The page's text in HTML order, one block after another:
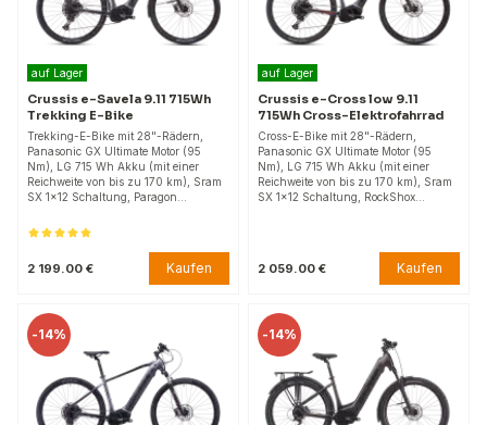
auf Lager
Crussis e-Savela 9.11 715Wh
Trekking E-Bike
Trekking-E-Bike mit 28"-Rädern,
Panasonic GX Ultimate Motor (95
Nm), LG 715 Wh Akku (mit einer
Reichweite von bis zu 170 km), Sram
SX 1x12 Schaltung, Paragon…
2 199.00 € Kaufen
auf Lager
Crussis e-Cross low 9.11
715Wh Cross-Elektrofahrrad
Cross-E-Bike mit 28"-Rädern,
Panasonic GX Ultimate Motor (95
Nm), LG 715 Wh Akku (mit einer
Reichweite von bis zu 170 km), Sram
SX 1x12 Schaltung, RockShox…
2 059.00 € Kaufen
-14% -14%